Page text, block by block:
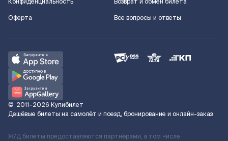
Оферта
Все вопросы и ответы
© 2011–2026 Купибилет
Дешёвые билеты на самолёт и поезд, бронирование и онлайн-заказ
Ж/Д билеты предоставляются партнёрами, в том числе